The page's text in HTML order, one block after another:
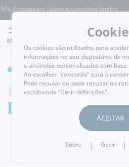
em Lisboa e concelhos limítrofes) ⚠️
MENU
MERCEARIA
Doces e
Doces
Os cookies são utilizados para
informações no seu dispositivo, de
e anúncios personalizados com base
Ao escolher "concordo" está a
Pode recusar ou pode recusar ou
escolhendo "Gerir definições".
ACEITAR
Sobre | Gerir |